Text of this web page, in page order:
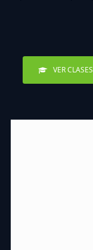
VER CLASES